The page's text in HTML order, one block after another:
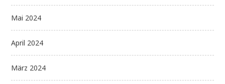
Mai 2024
April 2024
März 2024